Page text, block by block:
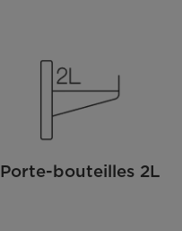
Porte-bouteilles 2L